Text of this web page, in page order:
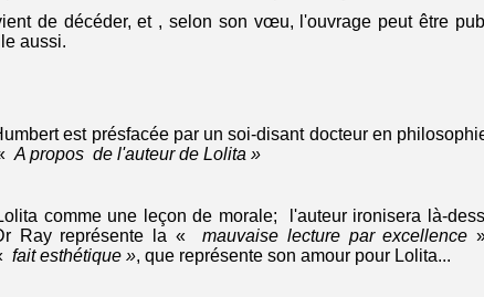
de décéder, et , selon son vœu, l'ouvrage peut être
aussi.
est présfacée par un soi-disant docteur en
A propos de l'auteur de Lolita »
comme une leçon de morale; l'auteur ironisera là-
Ray représente la «mauvaise lecture par excellence
fait esthétique », que représente son amour pour Lolita...